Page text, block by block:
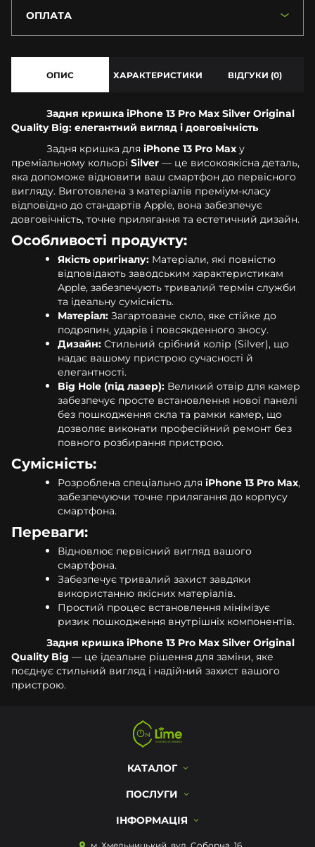
ОПЛАТА
ОПИС ХАРАКТЕРИСТИКИ ВІДГУКИ (0)
Задня кришка iPhone 13 Pro Max Silver Original
Quality Big: елегантний вигляд і довговічність
Задня кришка для iPhone 13 Pro Max у
преміальному кольорі Silver — це високоякісна деталь,
яка допоможе відновити ваш смартфон до первісного
вигляду. Виготовлена з матеріалів преміум-класу
відповідно до стандартів Apple, вона забезпечує
довговічність, точне прилягання та естетичний дизайн.
Особливості продукту:
Якість оригіналу: Матеріали, які повністю
відповідають заводським характеристикам
Apple, забезпечують тривалий термін служби
та ідеальну сумісність.
Матеріал: Загартоване скло, яке стійке до
подряпин, ударів і повсякденного зносу.
Дизайн: Стильний срібний колір (Silver), що
надає вашому пристрою сучасності й
елегантності.
Big Hole (під лазер): Великий отвір для камер
забезпечує просте встановлення нової панелі
без пошкодження скла та рамки камер, що
дозволяє виконати професійний ремонт без
повного розбирання пристрою.
Сумісність:
Розроблена спеціально для iPhone 13 Pro Max,
забезпечуючи точне прилягання до корпусу
смартфона.
Переваги:
Відновлює первісний вигляд вашого
смартфона.
Забезпечує тривалий захист завдяки
використанню якісних матеріалів.
Простий процес встановлення мінімізує
ризик пошкодження внутрішніх компонентів.
Задня кришка iPhone 13 Pro Max Silver Original
Quality Big — це ідеальне рішення для заміни, яке
поєднує стильний вигляд і надійний захист вашого
пристрою.
КАТАЛОГ
ПОСЛУГИ
ІНФОРМАЦІЯ